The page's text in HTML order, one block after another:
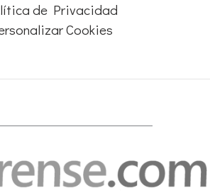
de Privacidad
Cookies